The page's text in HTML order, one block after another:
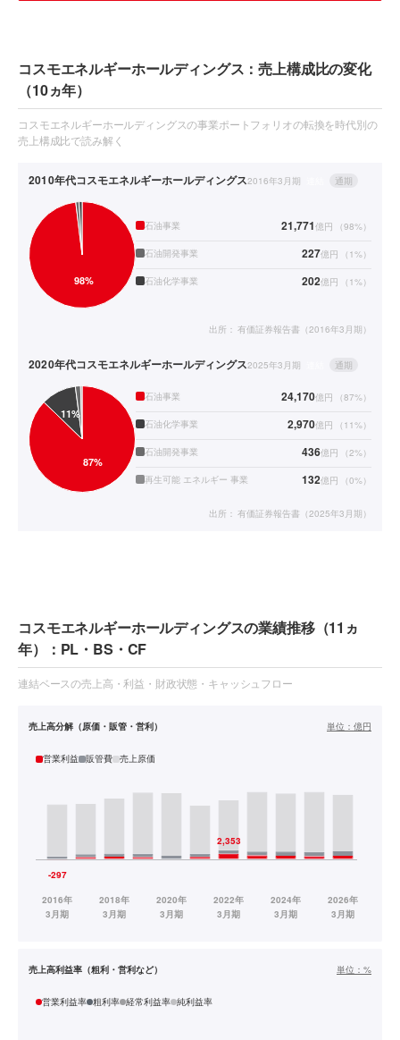
コスモエネルギーホールディングス：売上構成比の変化
（10ヵ年）
コスモエネルギーホールディングスの事業ポートフォリオの転換を時代別の
売上構成比で読み解く
2010年代コスモエネルギーホールディングス2016年3月期 通期
石油事業 21,771億円 （98%）
石油開発事業 227億円 （ 1%）
石油化学事業 202億円 （ 1%）
出所： 有価証券報告書（2016年3月期）
2020年代コスモエネルギーホールディングス2025年3月期 通期
石油事業 24,170億円 （87%）
石油化学事業 2,970億円 （ 11%）
石油開発事業 436億円 （2%）
再生可能 エネルギー 事業 132億円 （0%）
出所： 有価証券報告書（2025年3月期）
コスモエネルギーホールディングスの業績推移（11ヵ
年）：PL・BS・CF
連結ベースの売上高・利益・財政状態・キャッシュフロー
売上高分解（原価・販管・営利） 単位： 億円
営業利益 販管費 売上原価
売上高利益率（粗利・営利など） 単位： %
営業利益率 粗利率 経常利益率 純利益率